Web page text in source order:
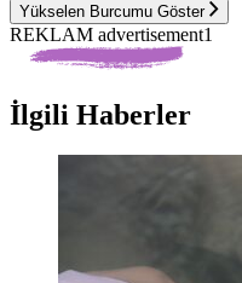
Yükselen Burcumu Göster
REKLAM advertisement1
İlgili Haberler